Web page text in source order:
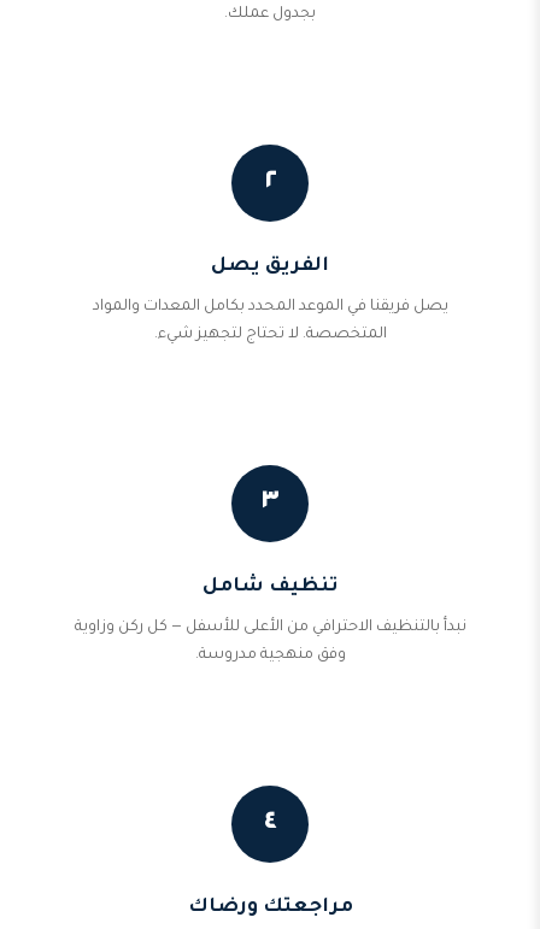
بجدول عملك.
٢
الفريق يصل
يصل فريقنا في الموعد المحدد بكامل المعدات والمواد
المتخصصة. لا تحتاج لتجهيز شيء.
٣
تنظيف شامل
نبدأ بالتنظيف الاحترافي من الأعلى للأسفل — كل ركن وزاوية
وفق منهجية مدروسة.
٤
مراجعتك ورضاك